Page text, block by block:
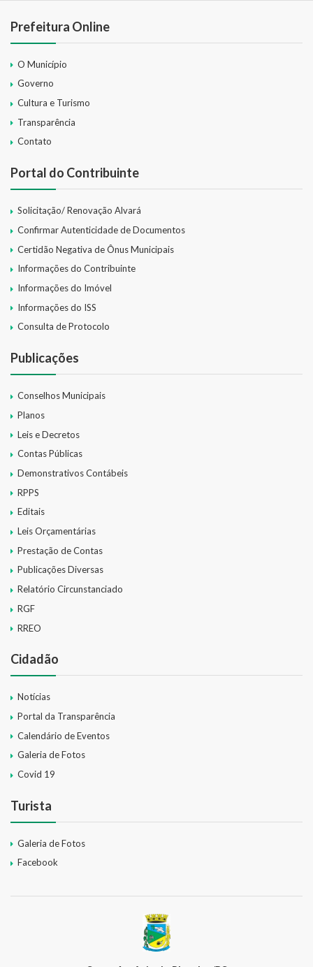
Prefeitura Online
O Município
Governo
Cultura e Turismo
Transparência
Contato
Portal do Contribuinte
Solicitação/ Renovação Alvará
Confirmar Autenticidade de Documentos
Certidão Negativa de Ônus Municipais
Informações do Contribuinte
Informações do Imóvel
Informações do ISS
Consulta de Protocolo
Publicações
Conselhos Municipais
Planos
Leis e Decretos
Contas Públicas
Demonstrativos Contábeis
RPPS
Editais
Leis Orçamentárias
Prestação de Contas
Publicações Diversas
Relatório Circunstanciado
RGF
RREO
Cidadão
Notícias
Portal da Transparência
Calendário de Eventos
Galeria de Fotos
Covid 19
Turista
Galeria de Fotos
Facebook